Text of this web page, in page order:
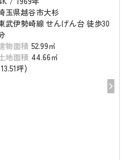
玉県越谷市大杉
武伊勢崎線 せんげん台 徒歩30
物面積 52.99㎡
地面積 44.66㎡
坪)